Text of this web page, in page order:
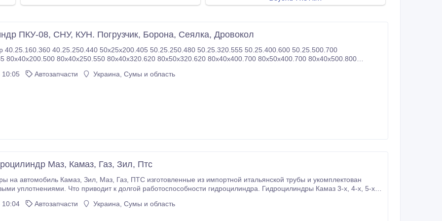
ПКУ-08, СНУ, КУН. Погрузчик, Борона, Сеялка, Дровокол
40.25.160.360 40.25.250.440 50х25х200.405 50.25.250.480 50.25.320.555 50.25.400.600 50.25.500.700
80х40х200.500 80х40х250.550 80х40х320.620 80х50х320.620 80х40х400.700 80х50х400.700 80х40х500.800
10:05
Автозапчасти Украина, Сумы и область
Маз, Камаз, Газ, Зил, Птс
Газ, ПТС изготовленные из импортной итальянской трубы и укомплектован
уплотнениями. Что приводит к долгой работоспособности гидроцилиндра. Гидроцилиндры Камаз 3-х, 4-х, 5-х,
новые и после ремонта.
10:04 Автозапчасти Украина, Сумы и область